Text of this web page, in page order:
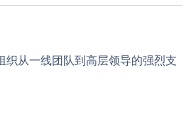
织从一线团队到高层领导的强烈支